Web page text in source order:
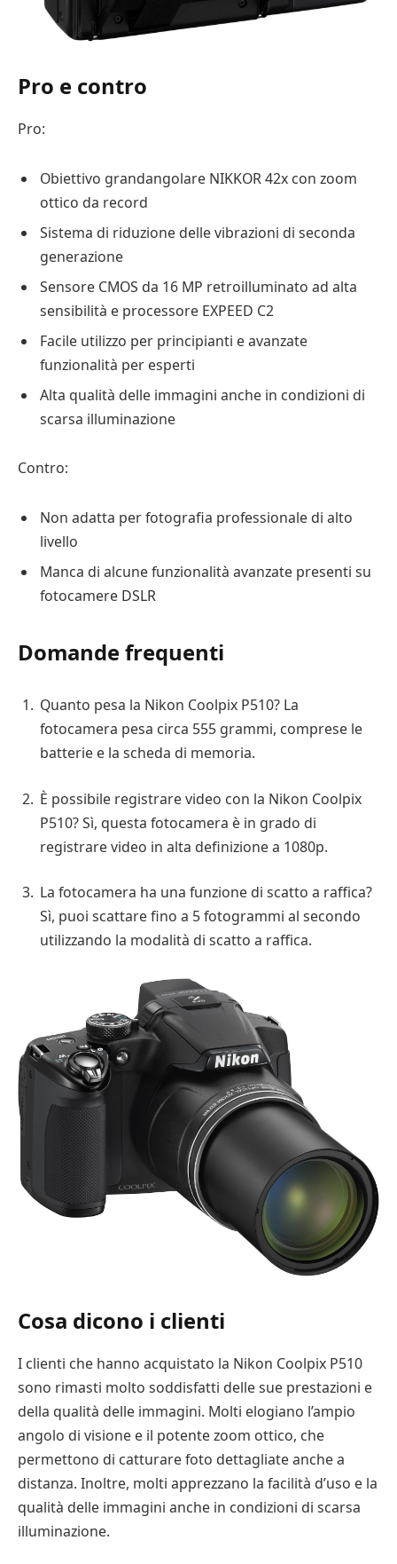
Pro e contro
Pro:
Obiettivo grandangolare NIKKOR 42x con zoom
ottico da record
Sistema di riduzione delle vibrazioni di seconda
generazione
Sensore CMOS da 16 MP retroilluminato ad alta
sensibilità e processore EXPEED C2
Facile utilizzo per principianti e avanzate
funzionalità per esperti
Alta qualità delle immagini anche in condizioni di
scarsa illuminazione
Contro:
Non adatta per fotografia professionale di alto
livello
Manca di alcune funzionalità avanzate presenti su
fotocamere DSLR
Domande frequenti
Quanto pesa la Nikon Coolpix P510? La
fotocamera pesa circa 555 grammi, comprese le
batterie e la scheda di memoria.
È possibile registrare video con la Nikon Coolpix
P510? Sì, questa fotocamera è in grado di
registrare video in alta definizione a 1080p.
La fotocamera ha una funzione di scatto a raffica?
Sì, puoi scattare fino a 5 fotogrammi al secondo
utilizzando la modalità di scatto a raffica.
Cosa dicono i clienti
I clienti che hanno acquistato la Nikon Coolpix P510
sono rimasti molto soddisfatti delle sue prestazioni e
della qualità delle immagini. Molti elogiano l’ampio
angolo di visione e il potente zoom ottico, che
permettono di catturare foto dettagliate anche a
distanza. Inoltre, molti apprezzano la facilità d’uso e la
qualità delle immagini anche in condizioni di scarsa
illuminazione.